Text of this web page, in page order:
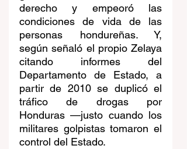
derecho y empeoró las
condiciones de vida de las
personas hondureñas. Y,
según señaló el propio Zelaya
citando informes del
Departamento de Estado, a
partir de 2010 se duplicó el
tráfico de drogas por
Honduras —justo cuando los
militares golpistas tomaron el
control del Estado.